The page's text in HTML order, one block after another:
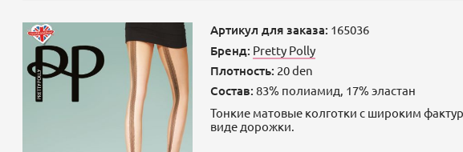
Артикул для заказа: 165036
Бренд: Pretty Polly
Плотность: 20 den
Состав: 83% полиамид, 17% эластан
Тонкие матовые колготки с широким
виде дорожки.